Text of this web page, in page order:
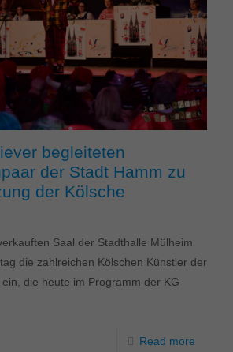
begleiteten
der Stadt Hamm zu
der Kölsche
Saal der Stadthalle Mülheim
die zahlreichen Kölschen Künstler der
ein, die heute im Programm der KG
Read more